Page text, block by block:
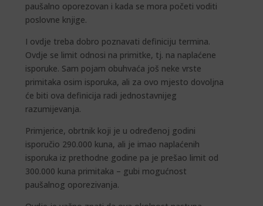
paušalno oporezovan i kada se mora početi voditi
poslovne knjige.
I ovdje treba dobro poznavati definiciju termina.
Ovdje se limit odnosi na primitke, tj. na naplaćene
isporuke. Sam pojam obuhvaća još neke vrste
primitaka osim isporuka, ali za ovo mjesto dovoljna
će biti ova definicija radi jednostavnijeg
razumijevanja.
Primjerice, obrtnik koji je u određenoj godini
isporučio 290.000 kuna, ali je imao naplaćenih
isporuka iz prethodne godine pa je prešao limit od
300.000 kuna primitaka – gubi mogućnost
paušalnog oporezivanja.